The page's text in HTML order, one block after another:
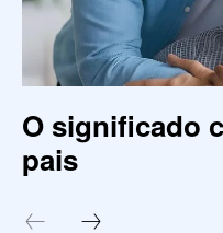
O significado
pais